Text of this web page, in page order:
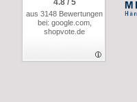
4.8 / 5
aus 3148 Bewertungen
bei: google.com,
shopvote.de